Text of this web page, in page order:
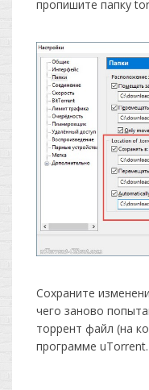
пропишите папку
Сохраните
чего заново
торрент файл (на
программе uTorrent.